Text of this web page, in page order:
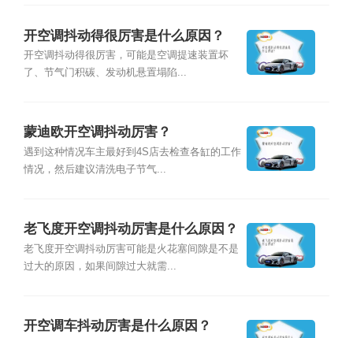
开空调抖动得很厉害是什么原因？
开空调抖动得很厉害，可能是空调提速装置坏
了、节气门积碳、发动机悬置塌陷...
蒙迪欧开空调抖动厉害？
遇到这种情况车主最好到4S店去检查各缸的工作
情况，然后建议清洗电子节气...
老飞度开空调抖动厉害是什么原因？
老飞度开空调抖动厉害可能是火花塞间隙是不是
过大的原因，如果间隙过大就需...
开空调车抖动厉害是什么原因？